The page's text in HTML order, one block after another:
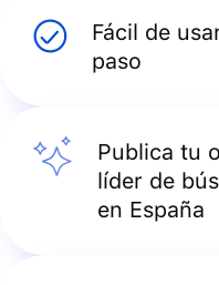
Fácil de
paso
Publica tu
líder de
en España